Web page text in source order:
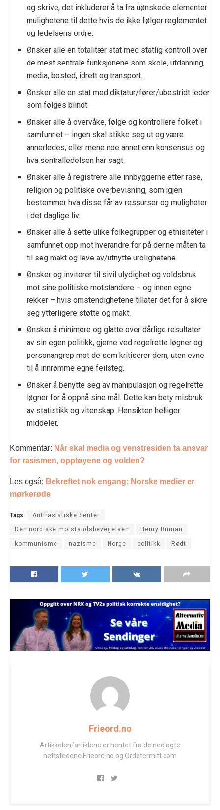
og skrive, det inkluderer å ta fra uønskede elementer
mulighetene til dette hvis de ikke følger reglementet
og ledelsens ordre.
Ønsker alle en totalitær stat med statlig kontroll over
de mest sentrale funksjonene som skole, utdanning,
media, bosted, idrett og transport.
Ønsker alle en stat med diktatur/fører/ubestridt leder
som følges blindt.
Ønsker alle å overvåke, følge og kontrollere folket i
samfunnet – ingen skal stikke seg ut og være
annerledes, eller mene noe annet enn konsensus og
hva sentralledelsen har sagt.
Ønsker alle å registrere alle innbyggerne etter rase,
religion og politiske overbevisning, som igjen
bestemmer hva disse får av ressurser og muligheter
i det daglige liv.
Ønsker alle å sette ulike folkegrupper og etnisiteter i
samfunnet opp mot hverandre for på denne måten ta
til seg makt og leve av/utnytte urolighetene.
Ønsker og inviterer til sivil ulydighet og voldsbruk
mot sine politiske motstandere – og innen egne
rekker – hvis omstendighetene tillater det for å sikre
seg ytterligere støtte og makt.
Ønsker å minimere og glatte over dårlige resultater
av sin egen politikk, gjerne ved regelrette løgner og
personangrep mot de som kritiserer dem, uten evne
til å innrømme egne feilsteg.
Ønsker å benytte seg av manipulasjon og regelrette
løgner for å oppnå sine mål. Dette kan bety misbruk
av statistikk og vitenskap. Hensikten helliger
middelet.
Kommentar: Når skal media og venstresiden ta ansvar
for rasismen, opptøyene og volden?
Les også: Bekreftet nok engang: Norske medier er
mørkerøde
Tags: Antirasistiske Senter
Den nordiske motstandsbevegelsen Henry Rinnan
kommunisme nazisme Norge politikk Rødt
Frieord.no
Artikkelen/artiklene er hentet fra de nedlagte
nettstedene Frieord.no og Ordetermitt.com